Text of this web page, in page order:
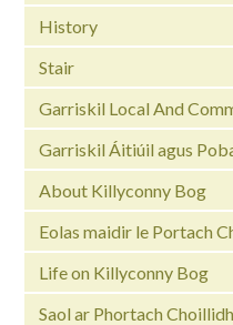
History
Stair
Garriskil Local And
Garriskil Áitiúil agus
About Killyconny Bog
Eolas maidir le Portach
Life on Killyconny Bog
Saol ar Phortach